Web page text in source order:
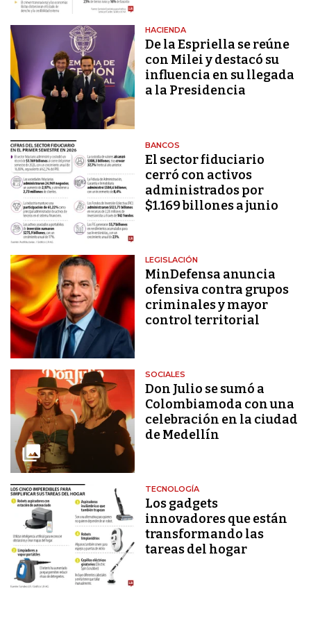
HACIENDA
De la Espriella se reúne
con Milei y destacó su
influencia en su llegada
a la Presidencia
BANCOS
El sector fiduciario
cerró con activos
administrados por
$1.169 billones a junio
LEGISLACIÓN
MinDefensa anuncia
ofensiva contra grupos
criminales y mayor
control territorial
SOCIALES
Don Julio se sumó a
Colombiamoda con una
celebración en la ciudad
de Medellín
TECNOLOGÍA
Los gadgets
innovadores que están
transformando las
tareas del hogar